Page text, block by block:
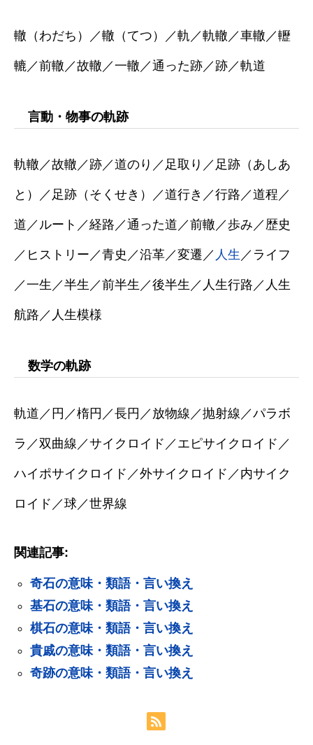
轍（わだち）／轍（てつ）／軌／軌轍／車轍／轣
轆／前轍／故轍／一轍／通った跡／跡／軌道
言動・物事の軌跡
軌轍／故轍／跡／道のり／足取り／足跡（あしあ
と）／足跡（そくせき）／道行き／行路／道程／
道／ルート／経路／通った道／前轍／歩み／歴史
／ヒストリー／青史／沿革／変遷／ 人生 ／ライフ
／一生／半生／前半生／後半生／人生行路／人生
航路／人生模様
数学の軌跡
軌道／円／楕円／長円／放物線／抛射線／パラボ
ラ／双曲線／サイクロイド／エピサイクロイド／
ハイポサイクロイド／外サイクロイド／内サイク
ロイド／球／世界線
関連記事:
奇石の意味・類語・言い換え
基石の意味・類語・言い換え
棋石の意味・類語・言い換え
貴戚の意味・類語・言い換え
奇跡の意味・類語・言い換え